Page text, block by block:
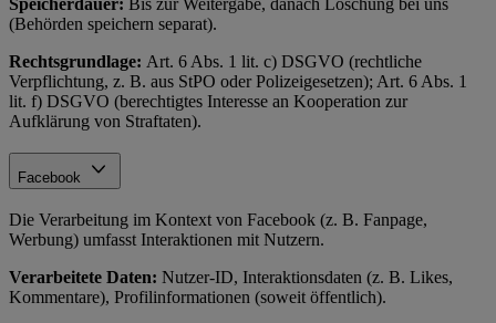
Speicherdauer: Bis zur Weitergabe, danach Löschung bei uns
(Behörden speichern separat).
Rechtsgrundlage: Art. 6 Abs. 1 lit. c) DSGVO (rechtliche
Verpflichtung, z. B. aus StPO oder Polizeigesetzen); Art. 6 Abs. 1
lit. f) DSGVO (berechtigtes Interesse an Kooperation zur
Aufklärung von Straftaten).
Facebook
Die Verarbeitung im Kontext von Facebook (z. B. Fanpage,
Werbung) umfasst Interaktionen mit Nutzern.
Verarbeitete Daten: Nutzer-ID, Interaktionsdaten (z. B. Likes,
Kommentare), Profilinformationen (soweit öffentlich).